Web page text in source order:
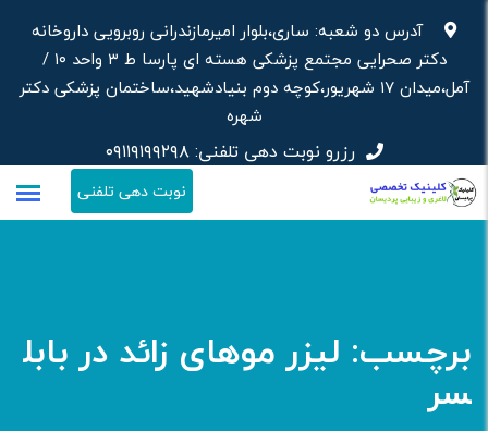
محتوا
آدرس دو شعبه: ساری،بلوار امیرمازندرانی روبرویی داروخانه‌
دکتر صحرایی مجتمع پزشکی هسته ای پارسا ط ۳ واحد ۱۰ /
آمل،میدان ۱۷ شهریور،کوچه دوم بنیادشهید،ساختمان پزشکی دکتر
شهره
رزرو نوبت دهی تلفنی:۰۹۱۱۹۱۹۹۲۹۸
نوبت دهی تلفنی
برچسب: لیزر موهای زائد در بابل
سر